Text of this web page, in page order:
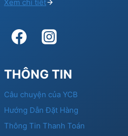
Xem chi tiết
THÔNG TIN
Câu chuyện của YCB
Hướng Dẫn Đặt Hàng
Thông Tin Thanh Toán